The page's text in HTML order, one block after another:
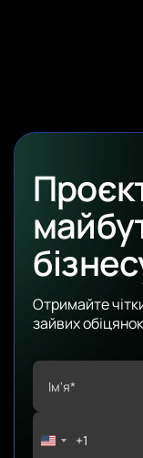
Отримайте
зайвих обіцянок
+1